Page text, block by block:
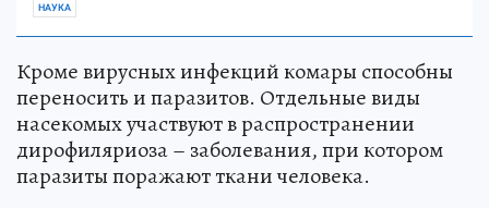
НАУКА
Кроме вирусных инфекций комары способны
переносить и паразитов. Отдельные виды
насекомых участвуют в распространении
дирофиляриоза – заболевания, при котором
паразиты поражают ткани человека.